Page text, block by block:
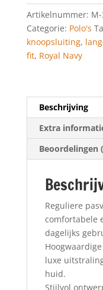
aantal
Artikelnummer:
Categorie: Polo's
knoopsluiting,
fit, Royal Navy
Beschrijving
Extra
Beoordelingen
Reguliere
comfortabele
dagelijks
luxe
huid.
Stijlvol